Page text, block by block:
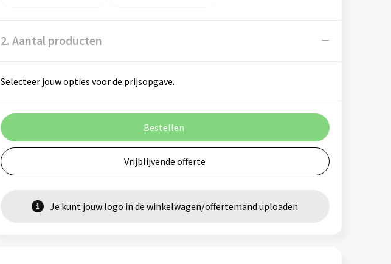
2. Aantal producten
Selecteer jouw opties voor de prijsopgave.
Bestellen
Vrijblijvende offerte
Je kunt jouw logo in de winkelwagen/offertemand uploaden